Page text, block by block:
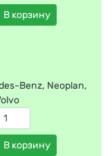
В корзину
Benz, Neoplan,
В корзину